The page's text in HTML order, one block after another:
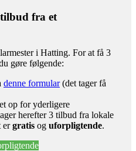
fra et
i Hatting. For at få 3
gøre følgende:
denne formular(det tager få
op for yderligere
herefter 3 tilbud fra lokale
ergratis og uforpligtende.